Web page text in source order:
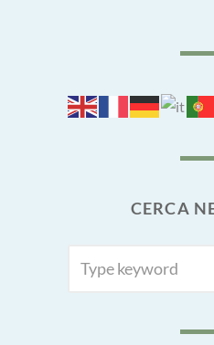
CERCA
FOR: